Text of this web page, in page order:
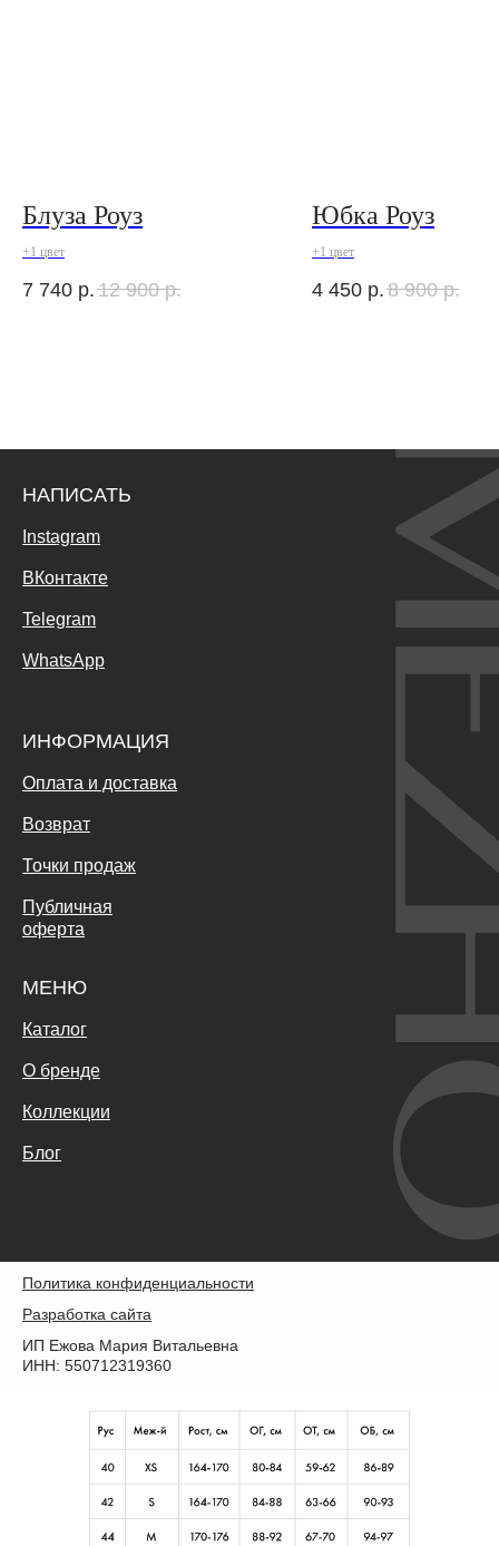
Блуза Роуз
+1 цвет
7 740 р. 12 900 р.
Юбка Роуз
+1 цвет
4 450 р. 8 900 р.
НАПИСАТЬ
Instagram
ВКонтакте
Telegram
WhatsApp
ИНФОРМАЦИЯ
Оплата и доставка
Возврат
Точки продаж
Публичная
оферта
МЕНЮ
Каталог
О бренде
Коллекции
Блог
Политика конфиденциальности
Разработка сайта
ИП Ежова Мария Витальевна
ИНН: 550712319360